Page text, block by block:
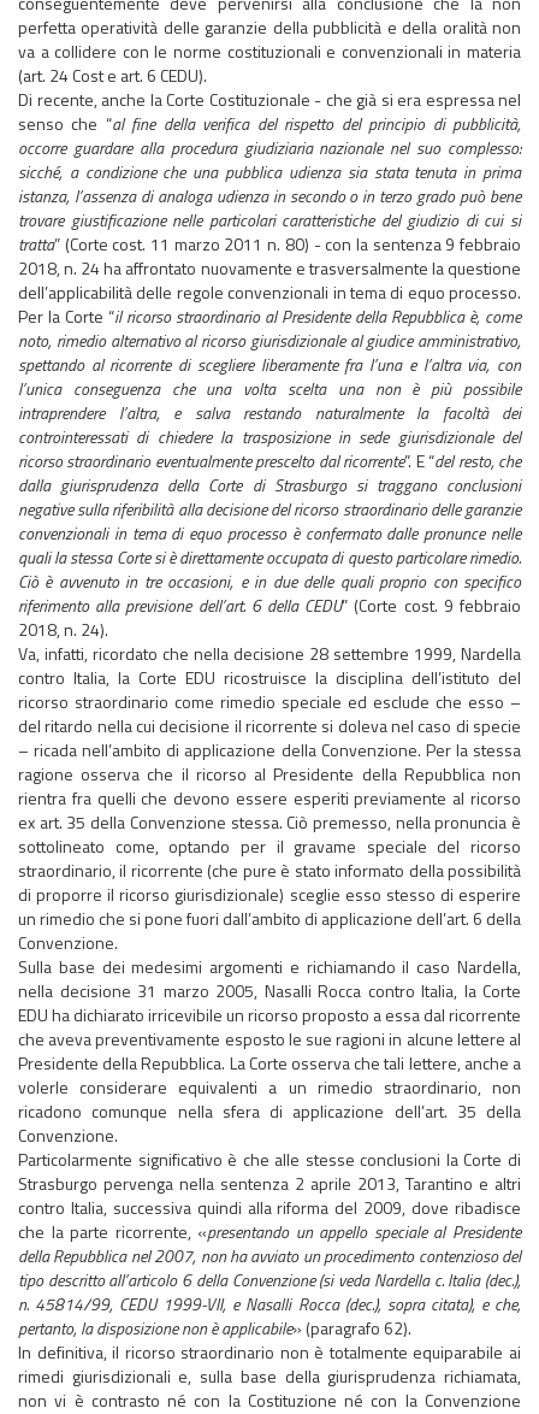
perfetta operatività delle garanzie della pubblicità e della oralità non
va a collidere con le norme costituzionali e convenzionali in materia
(art. 24 Cost e art. 6 CEDU).
Di recente, anche la Corte Costituzionale - che già si era espressa nel
senso che “al fine della verifica del rispetto del principio di pubblicità,
occorre guardare alla procedura giudiziaria nazionale nel suo complesso:
sicché, a condizione che una pubblica udienza sia stata tenuta in prima
istanza, l’assenza di analoga udienza in secondo o in terzo grado può bene
trovare giustificazione nelle particolari caratteristiche del giudizio di cui si
tratta” (Corte cost. 11 marzo 2011 n. 80) - con la sentenza 9 febbraio
2018, n. 24 ha affrontato nuovamente e trasversalmente la questione
dell’applicabilità delle regole convenzionali in tema di equo processo.
Per la Corte “il ricorso straordinario al Presidente della Repubblica è, come
noto, rimedio alternativo al ricorso giurisdizionale al giudice amministrativo,
spettando al ricorrente di scegliere liberamente fra l’una e l’altra via, con
l’unica conseguenza che una volta scelta una non è più possibile
intraprendere l’altra, e salva restando naturalmente la facoltà dei
controinteressati di chiedere la trasposizione in sede giurisdizionale del
ricorso straordinario eventualmente prescelto dal ricorrente”. E “del resto, che
dalla giurisprudenza della Corte di Strasburgo si traggano conclusioni
negative sulla riferibilità alla decisione del ricorso straordinario delle garanzie
convenzionali in tema di equo processo è confermato dalle pronunce nelle
quali la stessa Corte si è direttamente occupata di questo particolare rimedio.
Ciò è avvenuto in tre occasioni, e in due delle quali proprio con specifico
riferimento alla previsione dell’art. 6 della CEDU” (Corte cost. 9 febbraio
2018, n. 24).
Va, infatti, ricordato che nella decisione 28 settembre 1999, Nardella
contro Italia, la Corte EDU ricostruisce la disciplina dell’istituto del
ricorso straordinario come rimedio speciale ed esclude che esso –
del ritardo nella cui decisione il ricorrente si doleva nel caso di specie
– ricada nell’ambito di applicazione della Convenzione. Per la stessa
ragione osserva che il ricorso al Presidente della Repubblica non
rientra fra quelli che devono essere esperiti previamente al ricorso
ex art. 35 della Convenzione stessa. Ciò premesso, nella pronuncia è
sottolineato come, optando per il gravame speciale del ricorso
straordinario, il ricorrente (che pure è stato informato della possibilità
di proporre il ricorso giurisdizionale) sceglie esso stesso di esperire
un rimedio che si pone fuori dall’ambito di applicazione dell’art. 6 della
Convenzione.
Sulla base dei medesimi argomenti e richiamando il caso Nardella,
nella decisione 31 marzo 2005, Nasalli Rocca contro Italia, la Corte
EDU ha dichiarato irricevibile un ricorso proposto a essa dal ricorrente
che aveva preventivamente esposto le sue ragioni in alcune lettere al
Presidente della Repubblica. La Corte osserva che tali lettere, anche a
volerle considerare equivalenti a un rimedio straordinario, non
ricadono comunque nella sfera di applicazione dell’art. 35 della
Convenzione.
Particolarmente significativo è che alle stesse conclusioni la Corte di
Strasburgo pervenga nella sentenza 2 aprile 2013, Tarantino e altri
contro Italia, successiva quindi alla riforma del 2009, dove ribadisce
che la parte ricorrente, «presentando un appello speciale al Presidente
della Repubblica nel 2007, non ha avviato un procedimento contenzioso del
tipo descritto all’articolo 6 della Convenzione (si veda Nardella c. Italia (dec.),
n. 45814/99, CEDU 1999-VII, e Nasalli Rocca (dec.), sopra citata), e che,
pertanto, la disposizione non è applicabile» (paragrafo 62).
​​​​​​​In definitiva, il ricorso straordinario non è totalmente equiparabile ai
rimedi giurisdizionali e, sulla base della giurisprudenza richiamata,
non vi è contrasto né con la Costituzione né con la Convenzione